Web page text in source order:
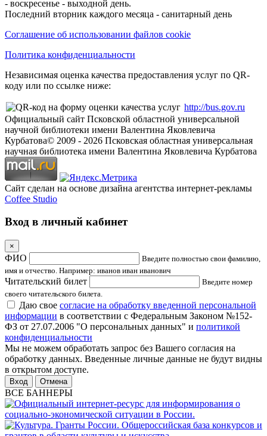
- воскресенье - выходной день.
Последний вторник каждого месяца - санитарный день
Соглашение об использовании файлов cookie
Политика конфиденциальности
Независимая оценка качества предоставления услуг по QR-
коду или по ссылке ниже:
http://bus.gov.ru
Официальный сайт Псковской областной универсальной
научной библиотеки имени Валентина Яковлевича
Курбатова© 2009 - 2026 Псковская областная универсальная
научная библиотека имени Валентина Яковлевича Курбатова
Сайт сделан на основе дизайна агентства интернет-рекламы
Coffee Studio
Вход в личный кабинет
×
ФИО
Введите полностью свои фамилию,
имя и отчество. Например: иванов иван иванович
Читательский билет
Введите номер
своего читательского билета.
Даю свое согласие на обработку введенной персональной
информации в соответствии с Федеральным Законом №152-
ФЗ от 27.07.2006 "О персональных данных" и политикой
конфиденциальности
Мы не можем обработать запрос без Вашего согласия на
обработку данных. Введенные личные данные не будут видны
в открытом доступе.
Отмена
ВСЕ БАННЕРЫ